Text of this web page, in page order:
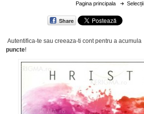
Pagina principala Selecții
Share
Autentifica-te sau creeaza-ti contpentru a acumula
puncte!